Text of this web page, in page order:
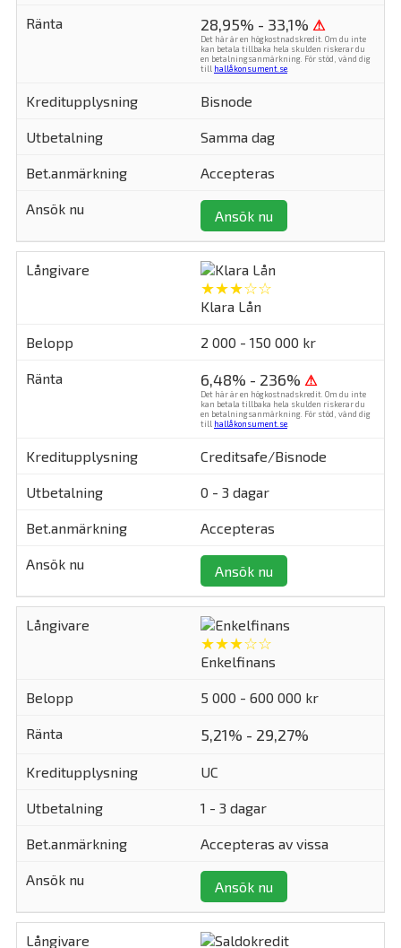
28,95% - 33,1% ⚠
Det här är en högkostnadskredit. Om du inte
kan betala tillbaka hela skulden riskerar du
en betalningsanmärkning. För stöd, vänd dig
till hallåkonsument.se.
Bisnode
Samma dag
Accepteras
Ansök nu
★★★☆☆
Klara Lån
2 000 - 150 000 kr
6,48% - 236% ⚠
Det här är en högkostnadskredit. Om du inte
kan betala tillbaka hela skulden riskerar du
en betalningsanmärkning. För stöd, vänd dig
till hallåkonsument.se.
Creditsafe/Bisnode
0 - 3 dagar
Accepteras
Ansök nu
★★★☆☆
Enkelfinans
5 000 - 600 000 kr
5,21% - 29,27%
UC
1 - 3 dagar
Accepteras av vissa
Ansök nu